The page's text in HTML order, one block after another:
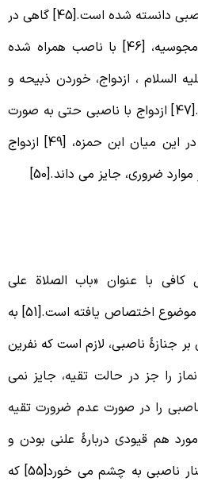
اهل کتاب بهتر از ازدواج با ناصبی دانسته شده است.[45] گاهی در
حرمت ازدواج، مواردی مثل مجوسیه، [46] با ناصب همراه شده
السلام ، ازدواج، خوردن ذبیحه و
زندگی با آنان را نهی کرده اند.[47] ازدواج با ناصبی حتی به صورت
موقت هم جایز نیست.[48] در این میان ابن حمزه، [49] ازدواج
ضروری، جایز می داند.[50]
با عنوان «باب الصلاة علی
الناصب»، هفت روایت به این موضوع اختصاص یافته است.[51] به
جنازۀ ناصبی، لازم است که نفرین
نماز را جز در حالت تقیه، جایز نمی
بر ناصبی را در صورت عدم ضرورت تقیه
در این مورد هم قیودی دربارۀ علنی بودن و
شناخته شدن به نصب، در کنار ناصبی به چشم می خورد[55] که